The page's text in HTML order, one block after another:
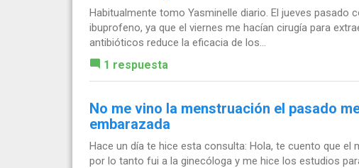
Habitualmente tomo Yasminelle diario. El jueves pasado
ibuprofeno, ya que el viernes me hacían cirugía para
antibióticos reduce la eficacia de los...
1 respuesta
No me vino la menstruación el pasado
embarazada
Hace un día te hice esta consulta: Hola, te cuento que
por lo tanto fui a la ginecóloga y me hice los estudios